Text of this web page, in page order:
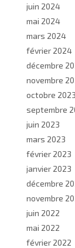
juin 2024
mai 2024
mars 2024
février 2024
décembre
novembre
octobre 2023
septembre
juin 2023
mars 2023
février 2023
janvier 2023
décembre
novembre
juin 2022
mai 2022
février 2022